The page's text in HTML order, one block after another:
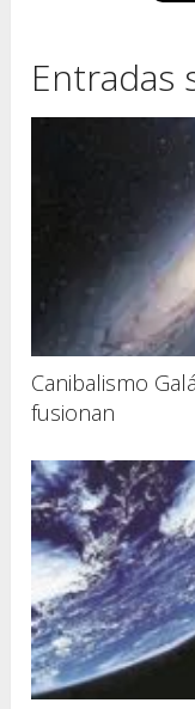
Entradas
Canibalismo
fusionan